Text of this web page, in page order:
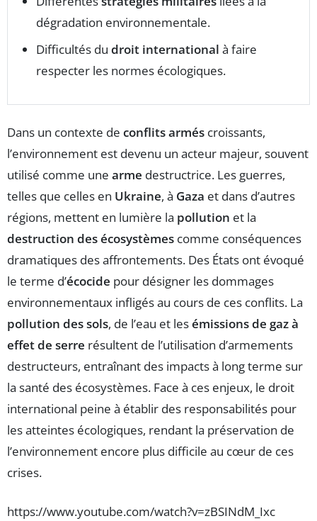
dégradation environnementale.
Difficultés du droit international à faire
respecter les normes écologiques.
Dans un contexte de conflits armés croissants,
l’environnement est devenu un acteur majeur, souvent
utilisé comme une arme destructrice. Les guerres,
telles que celles en Ukraine, à Gaza et dans d’autres
régions, mettent en lumière la pollution et la
destruction des écosystèmes comme conséquences
dramatiques des affrontements. Des États ont évoqué
le terme d’écocide pour désigner les dommages
environnementaux infligés au cours de ces conflits. La
pollution des sols, de l’eau et lesémissions de gaz à
effet de serre résultent de l’utilisation d’armements
destructeurs, entraînant des impacts à long terme sur
la santé des écosystèmes. Face à ces enjeux, le droit
international peine à établir des responsabilités pour
les atteintes écologiques, rendant la préservation de
l’environnement encore plus difficile au cœur de ces
crises.
https://www.youtube.com/watch?v=zBSINdM_Ixc